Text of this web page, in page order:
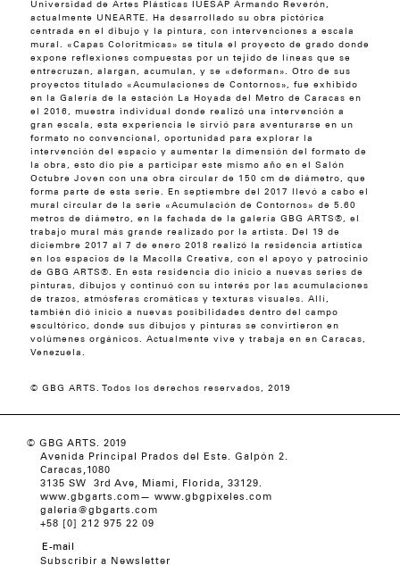
Universidad de Artes Plásticas IUESAP Armando Reverón,
actualmente UNEARTE. Ha desarrollado su obra pictórica
centrada en el dibujo y la pintura, con intervenciones a escala
mural. «Capas Coloritmicas» se titula el proyecto de grado donde
expone reflexiones compuestas por un tejido de líneas que se
entrecruzan, alargan, acumulan, y se «deforman». Otro de sus
proyectos titulado «Acumulaciones de Contornos», fue exhibido
en la Galería de la estación La Hoyada del Metro de Caracas en
el 2016, muestra individual donde realizó una intervención a
gran escala, esta experiencia le sirvió para aventurarse en un
formato no convencional, oportunidad para explorar la
intervención del espacio y aumentar la dimensión del formato de
la obra, esto dio pie a participar este mismo año en el Salón
Octubre Joven con una obra circular de 150 cm de diámetro, que
forma parte de esta serie. En septiembre del 2017 llevó a cabo el
mural circular de la serie «Acumulación de Contornos» de 5.60
metros de diámetro, en la fachada de la galería GBG ARTS®, el
trabajo mural más grande realizado por la artista. Del 19 de
diciembre 2017 al 7 de enero 2018 realizó la residencia artística
en los espacios de la Macolla Creativa, con el apoyo y patrocinio
de GBG ARTS®. En esta residencia dio inicio a nuevas series de
pinturas, dibujos y continuó con su interés por las acumulaciones
de trazos, atmósferas cromáticas y texturas visuales. Allí,
también dió inicio a nuevas posibilidades dentro del campo
escultórico, donde sus dibujos y pinturas se convirtieron en
volúmenes orgánicos. Actualmente vive y trabaja en en Caracas,
Venezuela.
© GBG ARTS. Todos los derechos reservados, 2019
© GBG ARTS. 2019
Avenida Principal Prados del Este. Galpón 2.
Caracas,1080
3135 SW 3rd Ave, Miami, Florida, 33129.
www.gbgarts.com— www.gbgpixeles.com
galeria@gbgarts.com
+58 [0] 212 975 22 09
Subscribir a Newsletter